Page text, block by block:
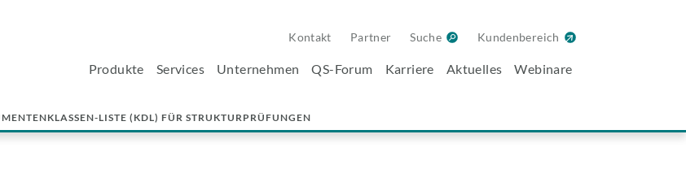
Kontakt Partner Suche Kundenbereich
Produkte Services Unternehmen QS-Forum Karriere Aktuelles Webinare
LISTE (KDL) FÜR STRUKTURPRÜFUNGEN